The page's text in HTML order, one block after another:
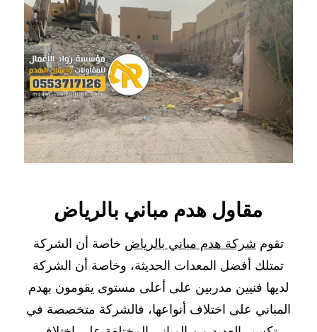
مقاول هدم مباني بالرياض
تقوم شركة هدم مباني بالرياض خاصة أن الشركة
تمتلك أفضل المعدات الحديثة، وخاصة أن الشركة
لديها فنيين مدربين على أعلى مستوى يقومون بهدم
المباني على اختلاف أنواعها، فالشركة متخصصة في